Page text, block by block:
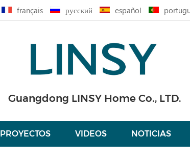
français русский español
Guangdong LINSY Home Co., LTD.
PROYECTOS VIDEOS NOTICIAS